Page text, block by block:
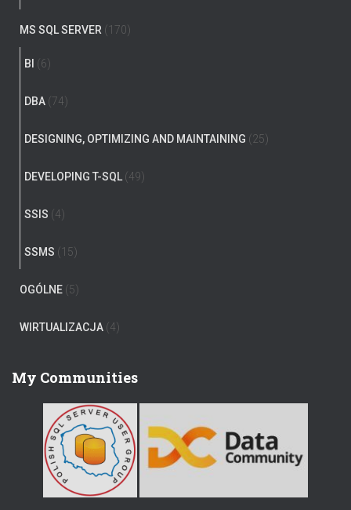
MS SQL SERVER (170)
BI (6)
DBA (74)
DESIGNING, OPTIMIZING AND MAINTAINING (25)
DEVELOPING T-SQL (49)
SSIS (4)
SSMS (15)
OGÓLNE (5)
WIRTUALIZACJA (4)
My Communities